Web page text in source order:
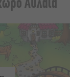
Αυλαία